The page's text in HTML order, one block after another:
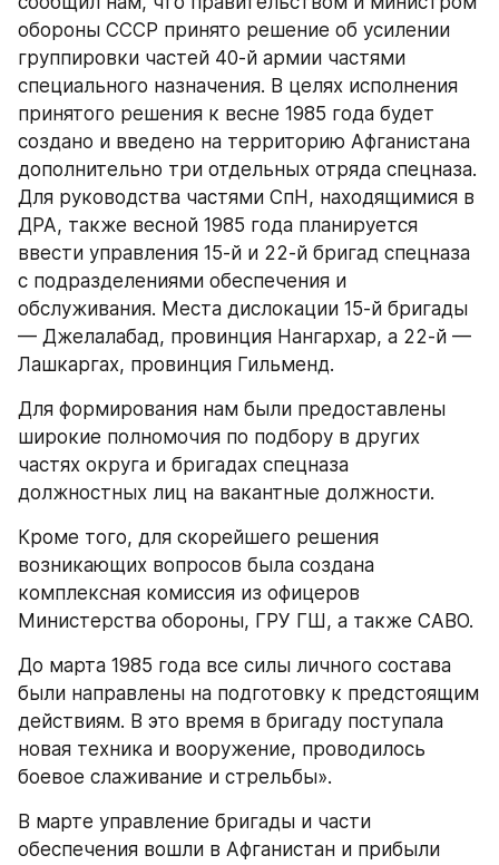
обороны СССР принято решение об усилении
группировки частей 40-й армии частями
специального назначения. В целях исполнения
принятого решения к весне 1985 года будет
создано и введено на территорию Афганистана
дополнительно три отдельных отряда спецназа.
Для руководства частями СпН, находящимися в
ДРА, также весной 1985 года планируется
ввести управления 15-й и 22-й бригад спецназа
с подразделениями обеспечения и
обслуживания. Места дислокации 15-й бригады
— Джелалабад, провинция Нангархар, а 22-й —
Лашкаргах, провинция Гильменд.
Для формирования нам были предоставлены
широкие полномочия по подбору в других
частях округа и бригадах спецназа
должностных лиц на вакантные должности.
Кроме того, для скорейшего решения
возникающих вопросов была создана
комплексная комиссия из офицеров
Министерства обороны, ГРУ ГШ, а также САВО.
До марта 1985 года все силы личного состава
были направлены на подготовку к предстоящим
действиям. В это время в бригаду поступала
новая техника и вооружение, проводилось
боевое слаживание и стрельбы».
В марте управление бригады и части
обеспечения вошли в Афганистан и прибыли